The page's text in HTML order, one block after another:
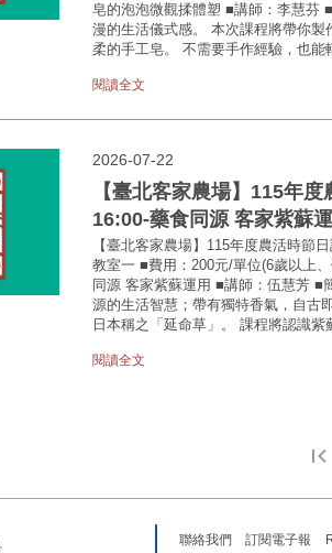
皂的泡泡微觀揉體塑 ■講師：李慧芬
漫的生活儀式感。 本次課程將帶你
柔的手工皂。 不需要手作經驗，也能
閱讀全文
2026-07-22
【臺北客家農場】115年
16:00-藥食同源 客家紫蘇
【臺北客家農場】115年度農活時節
教室一 ■費用：200元/單位(6歲以上
同源 客家紫蘇運用 ■講師：伍慧芳 ■
源的生活智慧；帶有獨特香氣，自古
日本稱之「延命草」。 課程將認識
閱讀全文
聯絡我們 訂閱電子報